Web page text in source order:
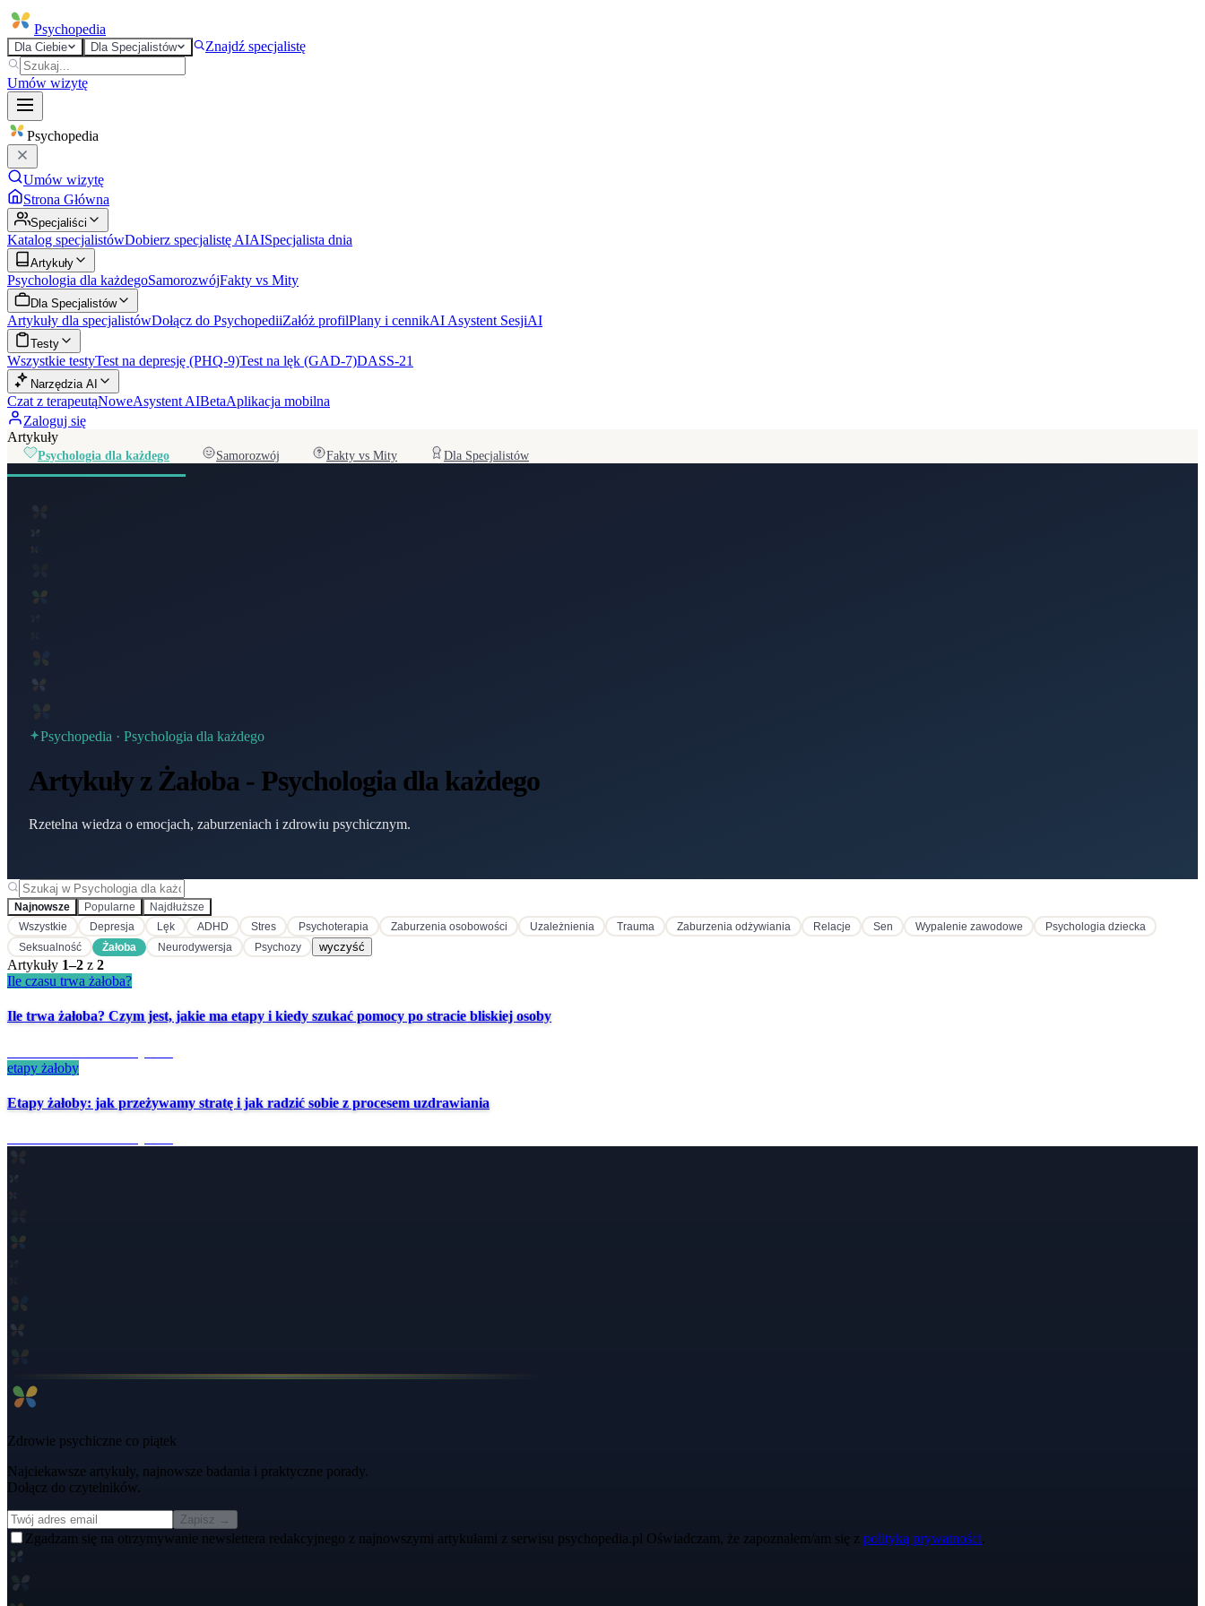
Psychopedia
Dla Ciebie Dla Specjalistów Znajdź specjalistę
Umów wizytę
Psychopedia
Umów wizytę
Strona Główna
Specjaliści
Katalog specjalistówDobierz specjalistę AIAISpecjalista dnia
Artykuły
Psychologia dla każdegoSamorozwójFakty vs Mity
Dla Specjalistów
Artykuły dla specjalistówDołącz do PsychopediiZałóż profilPlany i cennikAI Asystent SesjiAI
Testy
Wszystkie testyTest na depresję (PHQ-9)Test na lęk (GAD-7)DASS-21
Narzędzia AI
Czat z terapeutąNoweAsystent AIBetaAplikacja mobilna
Zaloguj się
Artykuły
Psychologia dla każdego Samorozwój Fakty vs Mity Dla Specjalistów
Psychopedia · Psychologia dla każdego
Artykuły z Żałoba - Psychologia dla każdego
Rzetelna wiedza o emocjach, zaburzeniach i zdrowiu psychicznym.
Najnowsze Popularne
Najdłuższe
Wszystkie
Depresja Lęk ADHD Stres Psychoterapia Zaburzenia osobowości Uzależnienia Trauma Zaburzenia odżywiania Relacje Sen Wypalenie zawodowe
Psychologia dziecka
Seksualność
Żałoba Neurodywersja Psychozy wyczyść
Artykuły 1–2 z 2
Ile czasu trwa żałoba?
Ile trwa żałoba? Czym jest, jakie ma etapy i kiedy szukać pomocy po stracie bliskiej osoby
etapy żałoby
Etapy żałoby: jak przeżywamy stratę i jak radzić sobie z procesem uzdrawiania
Zdrowie psychiczne co piątek
Najciekawsze artykuły, najnowsze badania i praktyczne porady.
Dołącz do czytelników.
Zapisz →
Zgadzam się na otrzymywanie newslettera redakcyjnego z najnowszymi artykułami z serwisu psychopedia.pl Oświadczam, że zapoznałem/am się z polityką prywatności.